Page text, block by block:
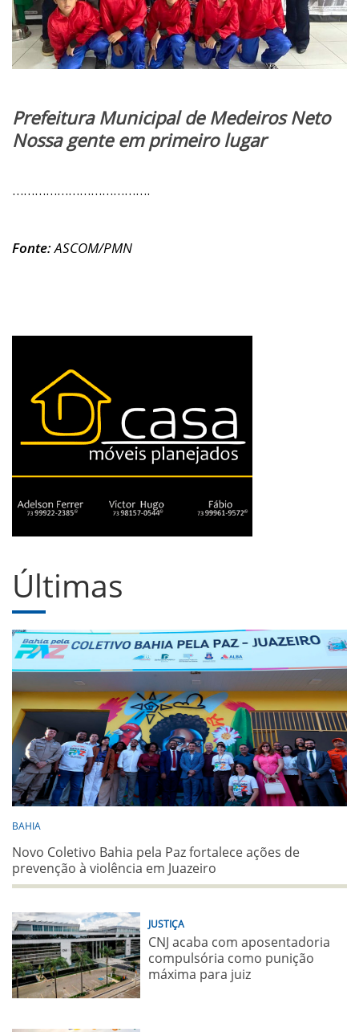
Prefeitura Municipal de Medeiros Neto
Nossa gente em primeiro lugar
……………………………….
Fonte:ASCOM/PMN
Últimas
BAHIA
Novo Coletivo Bahia pela Paz fortalece ações de
prevenção à violência em Juazeiro
JUSTIÇA
CNJ acaba com aposentadoria
compulsória como punição
máxima para juiz